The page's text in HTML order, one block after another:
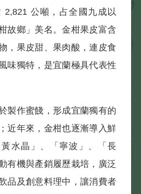
2,821 公噸，占全國九成以
故鄉」美名。金柑果皮富含
，果皮甜、果肉酸，連皮食
味獨特，是宜蘭極具代表性
製作蜜餞，形成宜蘭獨有的
近年來，金柑也逐漸導入鮮
水晶」、「寧波」、「長
有機與產銷履歷栽培，廣泛
品及創意料理中，讓消費者